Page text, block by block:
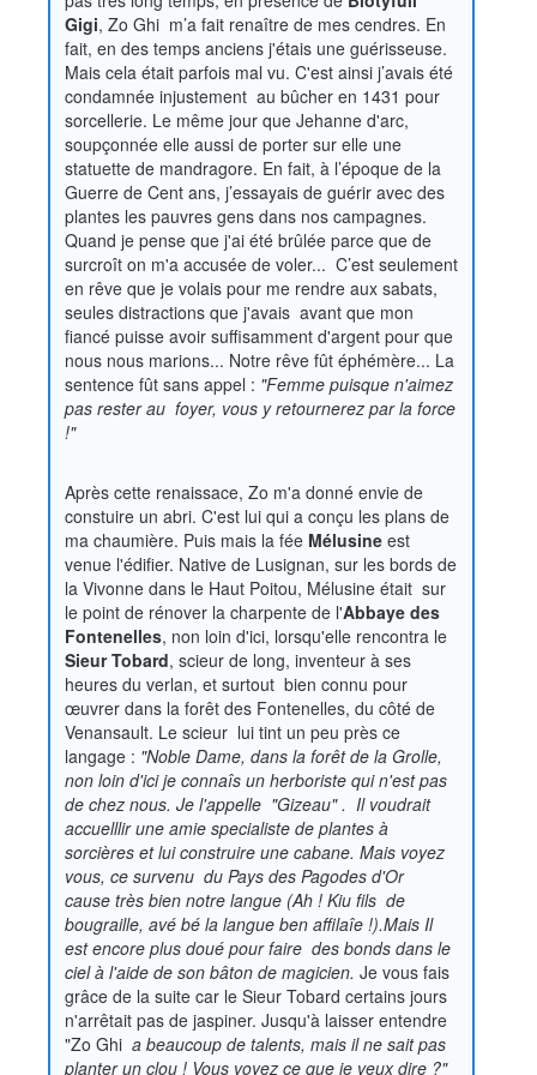
Gigi, Zo Ghi m’a fait renaître de mes cendres. En
fait, en des temps anciens j'étais une guérisseuse.
Mais cela était parfois mal vu. C'est ainsi j’avais été
condamnée injustement au bûcher en 1431 pour
sorcellerie. Le même jour que Jehanne d'arc,
soupçonnée elle aussi de porter sur elle une
statuette de mandragore. En fait, à l’époque de la
Guerre de Cent ans, j’essayais de guérir avec des
plantes les pauvres gens dans nos campagnes.
Quand je pense que j'ai été brûlée parce que de
surcroît on m'a accusée de voler... C’est seulement
en rêve que je volais pour me rendre aux sabats,
seules distractions que j'avais avant que mon
fiancé puisse avoir suffisamment d'argent pour que
nous nous marions... Notre rêve fût éphémère... La
sentence fût sans appel : "Femme puisque n'aimez
pas rester au foyer, vous y retournerez par la force
!"
Après cette renaissace, Zo m'a donné envie de
constuire un abri. C'est lui qui a conçu les plans de
ma chaumière. Puis mais la fée Mélusine est
venue l'édifier. Native de Lusignan, sur les bords de
la Vivonne dans le Haut Poitou, Mélusine était sur
le point de rénover la charpente de l'Abbaye des
Fontenelles, non loin d'ici, lorsqu'elle rencontra le
Sieur Tobard, scieur de long, inventeur à ses
heures du verlan, et surtout bien connu pour
œuvrer dans la forêt des Fontenelles, du côté de
Venansault. Le scieur lui tint un peu près ce
langage : "Noble Dame, dans la forêt de la Grolle,
non loin d'ici je connaîs un herboriste qui n'est pas
de chez nous. Je l'appelle "Gizeau" . Il voudrait
accuelllir une amie specialiste de plantes à
sorcières et lui construire une cabane. Mais voyez
vous, ce survenu du Pays des Pagodes d'Or
cause très bien notre langue (Ah ! Kiu fils de
bougraille, avé bé la langue ben affilaîe !).Mais Il
est encore plus doué pour faire des bonds dans le
ciel à l'aide de son bâton de magicien. Je vous fais
grâce de la suite car le Sieur Tobard certains jours
n'arrêtait pas de jaspiner. Jusqu'à laisser entendre
"Zo Ghi a beaucoup de talents, mais il ne sait pas
planter un clou ! Vous voyez ce que je veux dire ?"